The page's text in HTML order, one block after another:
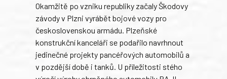
Okamžitě po vzniku republiky začaly Škodovy
závody v Plzni vyrábět bojové vozy pro
československou armádu. Plzeňské
konstrukční kanceláři se podařilo navrhnout
jedinečné projekty pancéřových automobilů a
v pozdější době i tanků. U příležitosti stého